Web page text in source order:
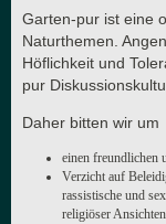
Garten-pur ist eine
Naturthemen.
Höflichkeit und
pur
Daher bitten wir um
einen freundlichen
Verzicht auf
rassistische und
religiöser